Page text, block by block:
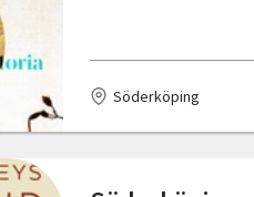
Söderköping